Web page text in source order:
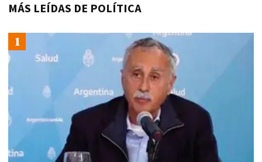
MÁS LEÍDAS DE POLÍTICA